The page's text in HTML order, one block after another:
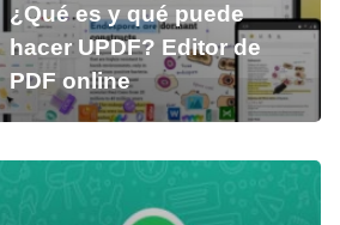
¿Qué es y qué puede
hacer UPDF? Editor de
PDF online